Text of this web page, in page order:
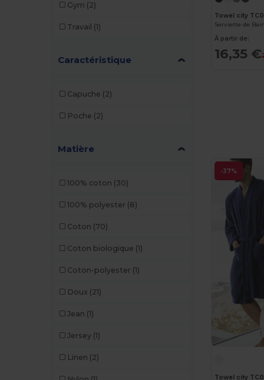
Gym (2)
Travail (1)
Caractéristique
Capuche (2)
Poche (2)
Matière
100% coton (30)
100% polyester (8)
Coton (70)
Coton biologique (1)
Coton-polyester (1)
Doux (21)
Jean (1)
Jersey (1)
Linen (2)
Towel city
À partir de:
16,35 €
-37%
Towel city